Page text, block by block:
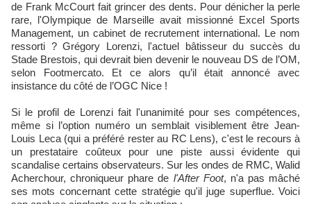
de Frank McCourt fait grincer des dents. Pour dénicher la perle
rare, l'Olympique de Marseille avait missionné Excel Sports
Management, un cabinet de recrutement international. Le nom
ressorti ? Grégory Lorenzi, l'actuel bâtisseur du succès du
Stade Brestois, qui devrait bien devenir le nouveau DS de l’OM,
selon Footmercato. Et ce alors qu’il était annoncé avec
insistance du côté de l’OGC Nice !
Si le profil de Lorenzi fait l'unanimité pour ses compétences,
même si l’option numéro un semblait visiblement être Jean-
Louis Leca (qui a préféré rester au RC Lens), c'est le recours à
un prestataire coûteux pour une piste aussi évidente qui
scandalise certains observateurs. Sur les ondes de RMC, Walid
Acherchour, chroniqueur phare de l'After Foot, n'a pas mâché
ses mots concernant cette stratégie qu'il juge superflue. Voici